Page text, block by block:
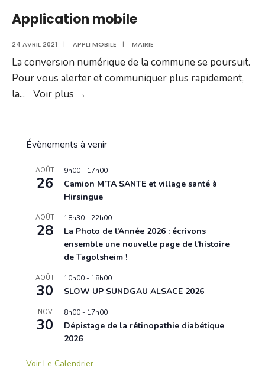
Application mobile
24 AVRIL 2021 | APPLI MOBILE | MAIRIE
La conversion numérique de la commune se poursuit.
Pour vous alerter et communiquer plus rapidement,
la... Voir plus →
Évènements à venir
AOÛT
26
9h00 - 17h00
Camion M’TA SANTE et village santé à
Hirsingue
AOÛT
28
18h30 -22h00
La Photo de l’Année 2026 : écrivons
ensemble une nouvelle page de l’histoire
de Tagolsheim !
AOÛT
30
10h00 - 18h00
SLOW UP SUNDGAU ALSACE 2026
NOV
30
8h00 - 17h00
Dépistage de la rétinopathie diabétique
2026
Voir Le Calendrier